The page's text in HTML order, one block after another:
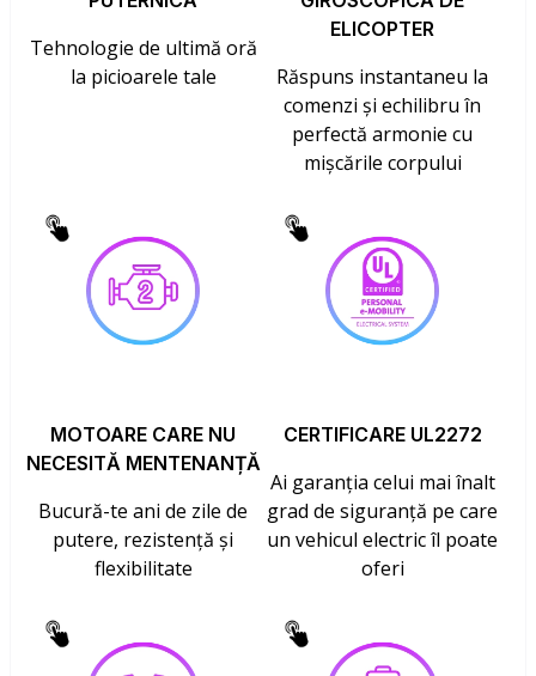
Tehnologie de ultimă oră
la picioarele tale
ELICOPTER
Răspuns instantaneu la
comenzi și echilibru în
perfectă armonie cu
mișcările corpului
MOTOARE CARE NU
NECESITĂ MENTENANȚĂ
Bucură-te ani de zile de
putere, rezistență și
flexibilitate
CERTIFICARE UL2272
Ai garanția celui mai înalt
grad de siguranță pe care
un vehicul electric îl poate
oferi